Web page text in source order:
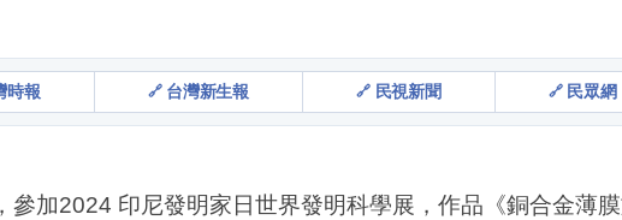
時報 台灣新生報 民視新聞 民眾網
加2024 印尼發明家日世界發明科學展，作品《銅合金薄